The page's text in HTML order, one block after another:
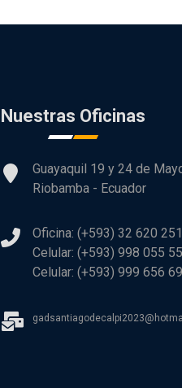
Nuestras Oficinas
Guayaquil 19 y 24 de
Riobamba - Ecuador
Oficina: (+593) 32 620 251
Celular: (+593) 998 055
Celular: (+593) 999 656